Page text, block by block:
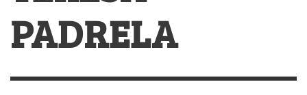
PADRELA